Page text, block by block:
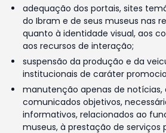
adequação dos portais, sites
do Ibram e de seus museus nas
quanto à identidade visual, aos
aos recursos de interação;
suspensão da produção e da
institucionais de caráter
manutenção apenas de notícias,
comunicados objetivos,
informativos, relacionados ao
museus, à prestação de serviços